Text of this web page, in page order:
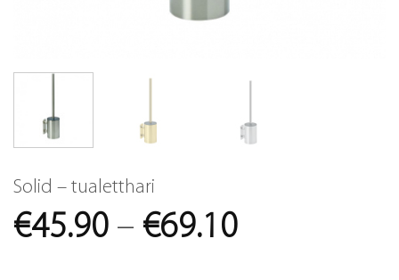
Solid – tualetthari
€45.90 – €69.10Price